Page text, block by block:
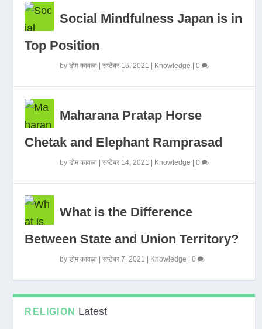
Social Mindfulness Japan is in
Top Position
byडोम कावळा |सप्टेंबर 16, 2021 Knowledge |0
Maharana Pratap Horse
Chetak and Elephant Ramprasad
byडोम कावळा |सप्टेंबर 14, 2021 Knowledge |0
What is the Difference
Between State and Union Territory?
byडोम कावळा |सप्टेंबर 7, 2021 Knowledge |0
RELIGION Latest